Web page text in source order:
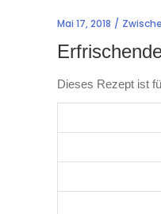
Mai 17, 2018
Dieses Rezept ist